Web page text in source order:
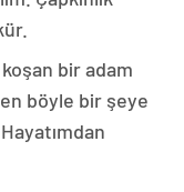
bir adam
böyle bir şeye